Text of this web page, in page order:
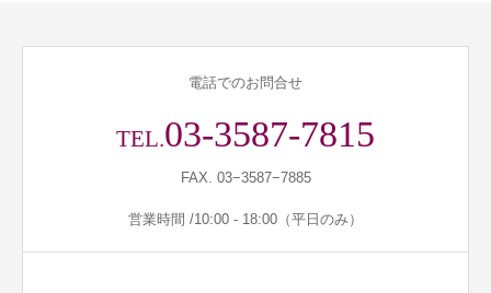
電話でのお問合せ
TEL.03-3587-7815
FAX. 03−3587−7885
営業時間 /10:00 - 18:00（平日のみ）